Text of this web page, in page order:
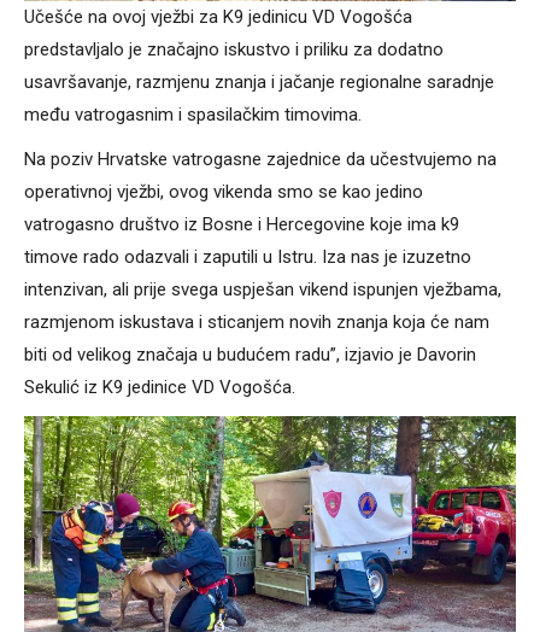
Učešće na ovoj vježbi za K9 jedinicu VD Vogošća
predstavljalo je značajno iskustvo i priliku za dodatno
usavršavanje, razmjenu znanja i jačanje regionalne saradnje
među vatrogasnim i spasilačkim timovima.
Na poziv Hrvatske vatrogasne zajednice da učestvujemo na
operativnoj vježbi, ovog vikenda smo se kao jedino
vatrogasno društvo iz Bosne i Hercegovine koje ima k9
timove rado odazvali i zaputili u Istru. Iza nas je izuzetno
intenzivan, ali prije svega uspješan vikend ispunjen vježbama,
razmjenom iskustava i sticanjem novih znanja koja će nam
biti od velikog značaja u budućem radu”, izjavio je Davorin
Sekulić iz K9 jedinice VD Vogošća.